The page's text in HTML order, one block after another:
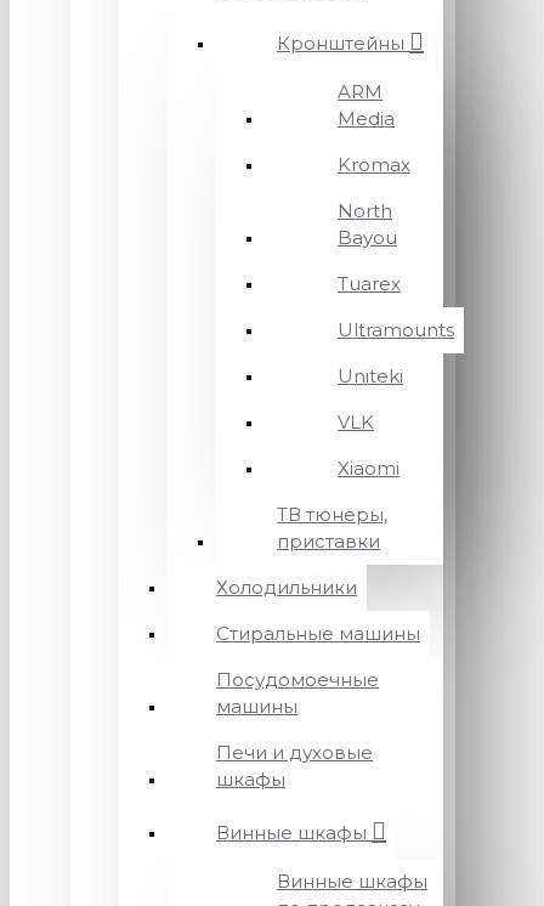
Кронштейны
ARM
Media
Kromax
North
Bayou
Tuarex
Ultramounts
Uniteki
VLK
Xiaomi
ТВ тюнеры,
приставки
Холодильники
Стиральные машины
Посудомоечные
машины
Печи и духовые
шкафы
Винные шкафы
Винные шкафы